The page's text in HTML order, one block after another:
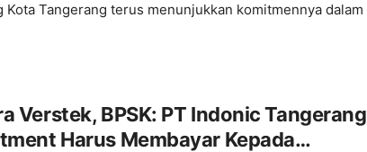
Kota Tangerang terus menunjukkan komitmennya dalam
Verstek, BPSK: PT Indonic Tangerang
Harus Membayar Kepada